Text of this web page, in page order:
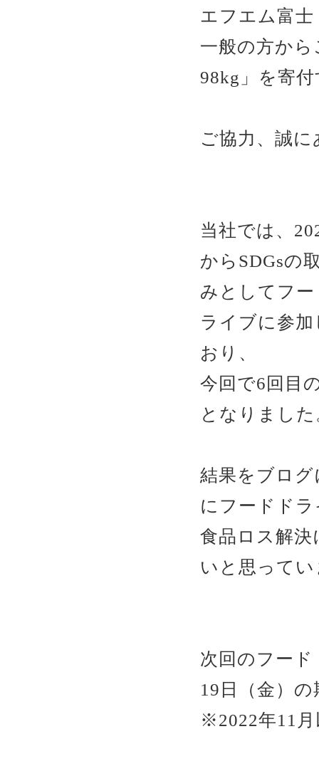
エフエム富士
一般の方か
98kg」を寄
ご協力、誠
当社では、
からSDGsの
みとしてフ
ライブに参加
おり、
今回で6回目
となりました
結果をブロ
にフードド
食品ロス解
いと思って
次回のフード
19日（金）
※2022年11